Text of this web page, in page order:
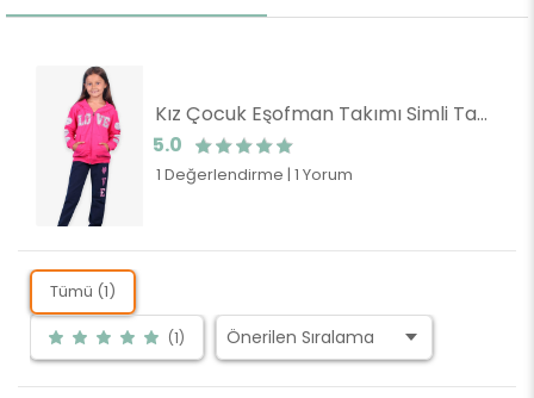
Kız Çocuk Eşofman Takımı Simli Taşlı Fuşya (4 Yaş)
5.0
1 Değerlendirme | 1 Yorum
Tümü (1)
(1)